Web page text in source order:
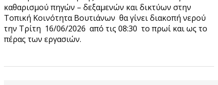
καθαρισμού πηγών – δεξαμενών και δικτύων στην
Τοπική Κοινότητα Βουτιάνων θα γίνει διακοπή νερού
την Τρίτη 16/06/2026 από τις 08:30 το πρωί και ως το
πέρας των εργασιών.